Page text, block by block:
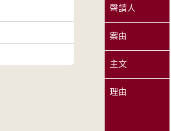
聲請人
案由
主文
理由